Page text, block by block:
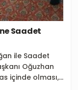
Saadet
ile Saadet
Oğuzhan
içinde olması,...